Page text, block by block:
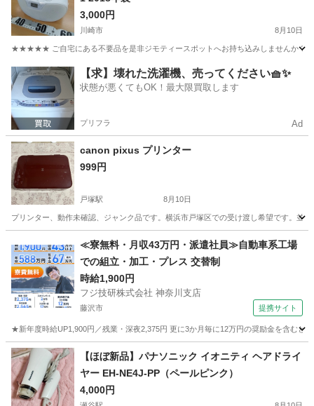
3,000円
川崎市 8月10日
★★★★★ ご自宅にある不要品を是非ジモティースポットへお持ち込みしませんか？
神奈川 川崎市 オーディオ 現地
【求】壊れた洗濯機、売ってください🧺✨
状態が悪くてもOK！最大限買取します
プリフラ Ad
canon pixus プリンター
999円
戸塚駅 8月10日
プリンター、動作未確認、ジャンク品です。横浜市戸塚区での受け渡し希望です。並
戸塚駅 その他
≪寮無料・月収43万円・派遣社員≫自動車系工場
での組立・加工・プレス 交替制
時給1,900円
フジ技研株式会社 神奈川支店
藤沢市 提携サイト
★新年度時給UP1,900円／残業・深夜2,375円 更に3か月毎に12万円の奨励金を含む
神奈川 藤沢市 その他
【ほぼ新品】パナソニック イオニティ ヘアドライ
ヤー EH-NE4J-PP（ペールピンク）
4,000円